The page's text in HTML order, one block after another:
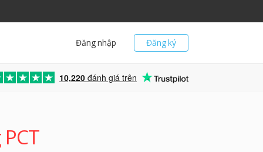
Đăng ký
Đăng nhập
10,220 đánh giá trên